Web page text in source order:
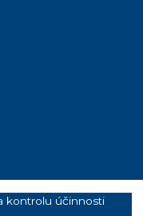
kontrolu účinnosti